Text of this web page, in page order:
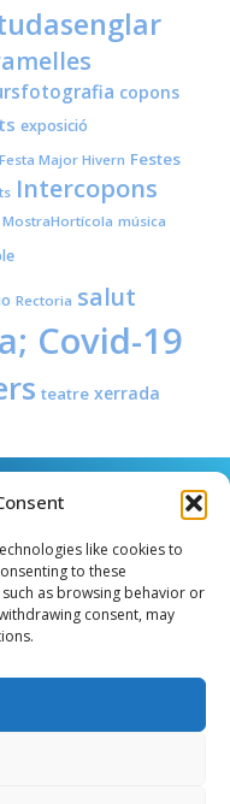
like cookies to
to these
as browsing behavior or
consent, may
copons
exposició
Festa Major Hivern Festes
Intercopons
MostraHortícola música
Rectoria salut
Covid-19
teatre xerrada